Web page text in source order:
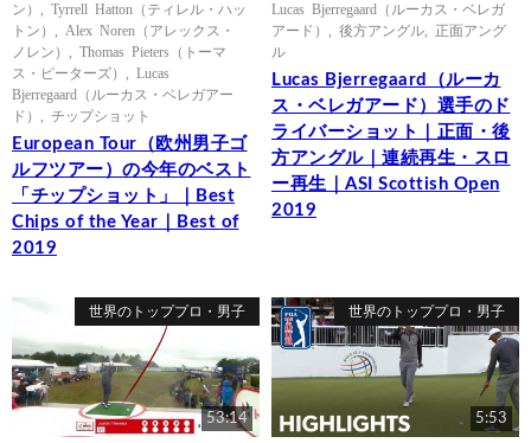
ン）
Tyrrell Hatton（ティレル・ハッ
トン）
Alex Noren（アレックス・
ノレン）
Thomas Pieters（トーマ
ス・ピーターズ）
Lucas
Bjerregaard（ルーカス・ベレガアー
ド）
チップショット
European Tour（欧州男子ゴ
ルフツアー）の今年のベスト
「チップショット」｜Best
Chips of the Year｜Best of
2019
Lucas Bjerregaard（ルーカス・ベレガ
アード）
後方アングル
正面アング
ル
Lucas Bjerregaard（ルーカ
ス・ベレガアード）選手のド
ライバーショット｜正面・後
方アングル｜連続再生・スロ
ー再生｜ASI Scottish Open
2019
世界のトッププロ・男子
53:14
世界のトッププロ・男子
5:53